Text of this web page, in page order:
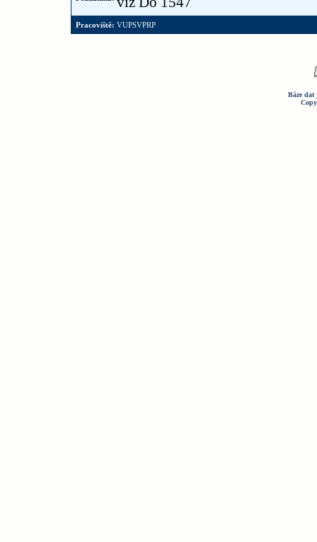
Pracoviště: VUPSVPRP
Báze dat